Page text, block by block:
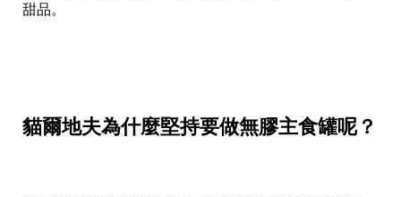
甜品。
貓爾地夫為什麼堅持要做無膠主食罐呢？